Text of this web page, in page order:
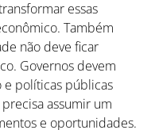
essas
Também
não deve ficar
Governos devem
e políticas públicas
assumir um
e oportunidades.